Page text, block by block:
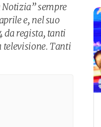
Notizia” sempre
e, nel suo
da regista, tanti
televisione. Tanti